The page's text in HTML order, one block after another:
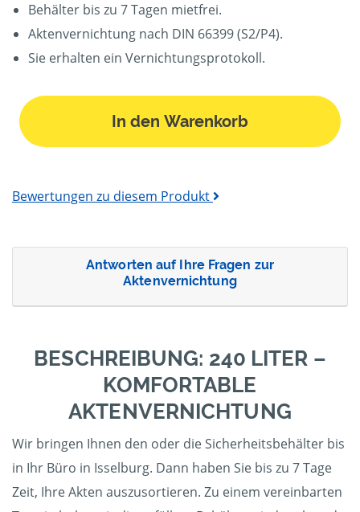
Behälter bis zu 7 Tagen mietfrei.
Aktenvernichtung nach DIN 66399 (S2/P4).
Sie erhalten ein Vernichtungsprotokoll.
In den Warenkorb
Bewertungen zu diesem Produkt
Antworten auf Ihre Fragen zur
Aktenvernichtung
BESCHREIBUNG: 240 LITER –
KOMFORTABLE
AKTENVERNICHTUNG
Wir bringen Ihnen den oder die Sicherheitsbehälter bis
in Ihr Büro in Isselburg. Dann haben Sie bis zu 7 Tage
Zeit, Ihre Akten auszusortieren. Zu einem vereinbarten